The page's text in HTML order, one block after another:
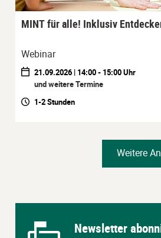
MINT für alle! Inklusiv
Webinar
21.09.2026 | 14:00 - 15:00 Uhr
und weitere Termine
1-2 Stunden
Weitere
Newsletter